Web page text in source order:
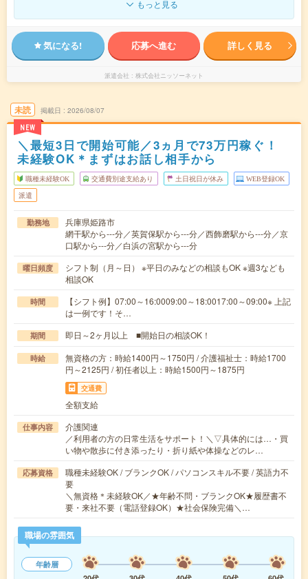
もっと見る
気になる! 応募へ進む 詳しく見る
派遣会社 株式会社ニッソーネット
未読
NEW
掲載日 2026/08/07
＼最短3日で開始可能／3ヵ月で73万円稼ぐ！
未経験OK＊まずはお話し相手から
職種未経験OK 交通費別途支給あり 土日祝日が休み WEB登録OK
派遣
勤務地
兵庫県姫路市
網干駅から---分／英賀保駅から---分／西飾磨駅から---分／京
口駅から---分／白浜の宮駅から---分
曜日頻度
シフト制（月～日） ※平日のみなどの相談もOK ※週3なども
相談OK
時間
【シフト例】07:00～16:0009:00～18:0017:00～09:00※ 上記
は一例です！そ…
期間 即日～2ヶ月以上 ■開始日の相談OK！
時給
無資格の方：時給1400円～1750円 / 介護福祉士：時給1700
円～2125円 / 初任者以上：時給1500円～1875円
交通費
全額支給
仕事内容
介護関連
／利用者の方の日常生活をサポート！＼▽具体的には…・買
い物や散歩に付き添ったり・折り紙や体操などのレ…
応募資格
職種未経験OK / ブランクOK / パソコンスキル不要 / 英語力不
要
＼無資格＊未経験OK／★年齢不問・ブランクOK★履歴書不
要・来社不要（電話登録OK）★社会保険完備＼…
職場の雰囲気
年齢層